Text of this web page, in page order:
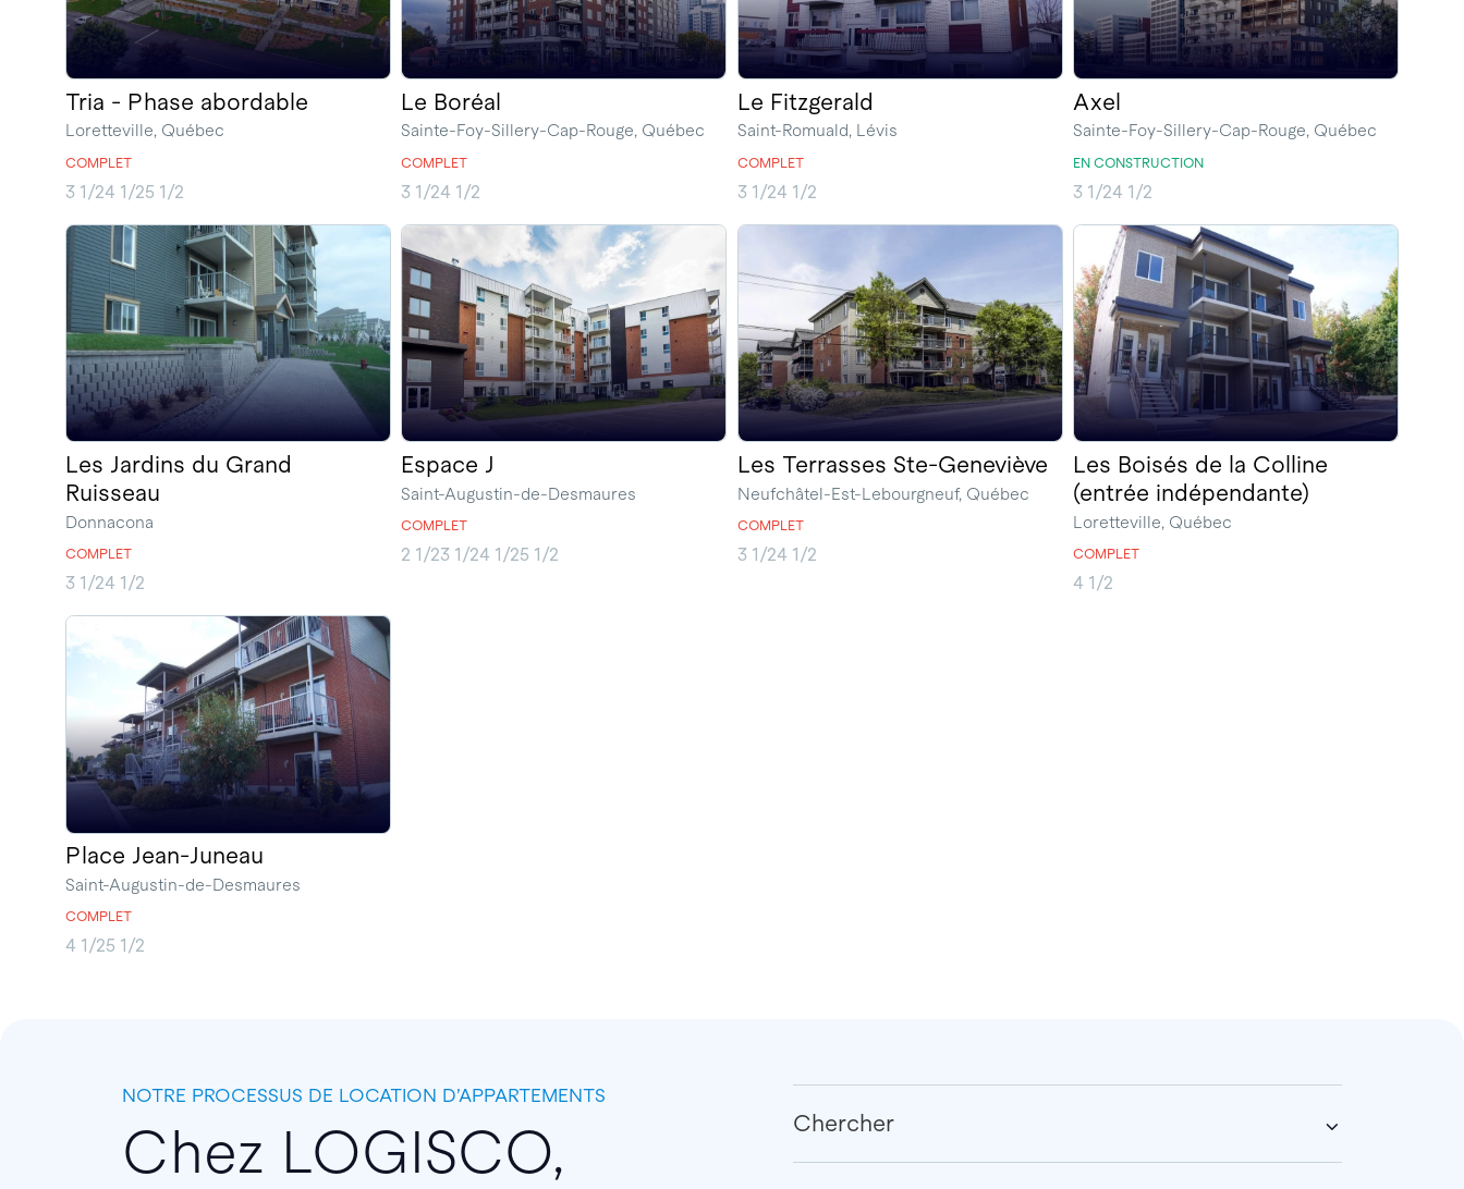
Tria - Phase abordable
Loretteville, Québec
COMPLET
3 1/24 1/25 1/2
Le Boréal
Sainte-Foy-Sillery-Cap-Rouge, Québec
COMPLET
3 1/24 1/2
Le Fitzgerald
Saint-Romuald, Lévis
COMPLET
3 1/24 1/2
Axel
Sainte-Foy-Sillery-Cap-Rouge, Québec
EN CONSTRUCTION
3 1/24 1/2
Les Jardins du Grand
Ruisseau
Donnacona
COMPLET
3 1/24 1/2
Espace J
Saint-Augustin-de-Desmaures
COMPLET
2 1/23 1/24 1/25 1/2
Les Terrasses Ste-Geneviève
Neufchâtel-Est-Lebourgneuf, Québec
COMPLET
3 1/24 1/2
Les Boisés de la Colline
(entrée indépendante)
Loretteville, Québec
COMPLET
4 1/2
Place Jean-Juneau
Saint-Augustin-de-Desmaures
COMPLET
4 1/25 1/2
NOTRE PROCESSUS DE LOCATION D’APPARTEMENTS
Chez LOGISCO,
Chercher